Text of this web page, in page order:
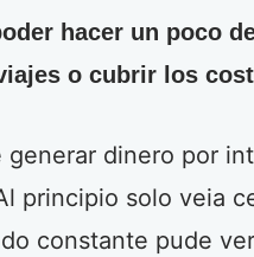
hacer un poco
o cubrir los
dinero por
principio solo veia
constante pude